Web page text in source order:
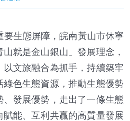
生態屏障，皖南黃山市休寧
就是金山銀山」發展理念，
以文旅融合為抓手，持續築牢
色生態資源，推動生態優勢
、發展優勢，走出了一條生態
能、互利共贏的高質量發展